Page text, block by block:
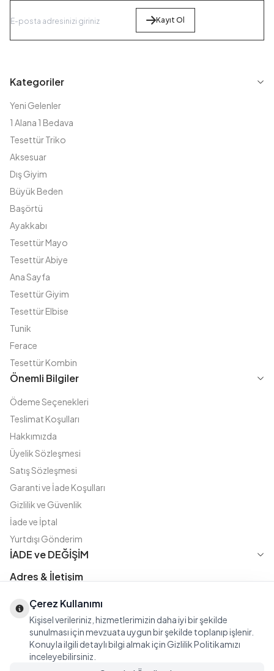
Kayıt Ol
Kategoriler
Yeni Gelenler
1 Alana 1 Bedava
Tesettür Triko
Aksesuar
Dış Giyim
Büyük Beden
Başörtü
Ayakkabı
Tesettür Mayo
Tesettür Abiye
Ana Sayfa
Tesettür Giyim
Tesettür Elbise
Tunik
Ferace
Tesettür Kombin
Önemli Bilgiler
Ödeme Seçenekleri
Teslimat Koşulları
Hakkımızda
Üyelik Sözleşmesi
Satış Sözleşmesi
Garanti ve İade Koşulları
Gizlilik ve Güvenlik
İade ve İptal
Yurtdışı Gönderim
İADE ve DEĞİŞİM
Adres & İletişim
Fatih Cd. Akasya sok no:11 D.5 Merter - Güngören / İSTANBUL
08508111144
iletisim@modasena.com
Instagram
TikTok
X
TürkçeTL
Çerez Kullanımı
Kişisel verileriniz, hizmetlerimizin daha iyi bir şekilde
sunulması için mevzuata uygun bir şekilde toplanıp işlenir.
Konuyla ilgili detaylı bilgi almak için Gizlilik Politikamızı
inceleyebilirsiniz.